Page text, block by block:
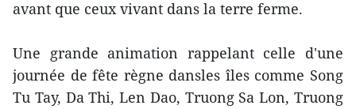
avant que ceux vivant dans la terre ferme.
Une grande animation rappelant celle d'une
journée de fête règne dansles îles comme Song
Tu Tay, Da Thi, Len Dao, Truong Sa Lon, Truong